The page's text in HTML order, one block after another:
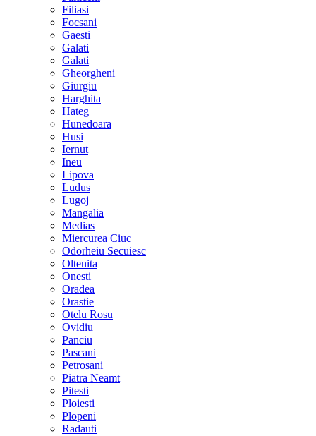
Filiasi
Focsani
Gaesti
Galati
Galati
Gheorgheni
Giurgiu
Harghita
Hateg
Hunedoara
Husi
Iernut
Ineu
Lipova
Ludus
Lugoj
Mangalia
Medias
Miercurea Ciuc
Odorheiu Secuiesc
Oltenita
Onesti
Oradea
Orastie
Otelu Rosu
Ovidiu
Panciu
Pascani
Petrosani
Piatra Neamt
Pitesti
Ploiesti
Plopeni
Radauti